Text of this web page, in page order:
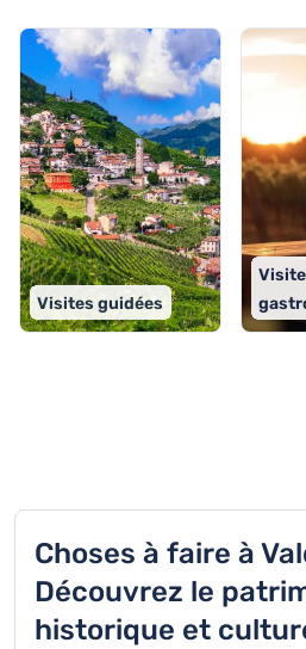
Visites guidées
Choses à faire à
Découvrez le
historique et